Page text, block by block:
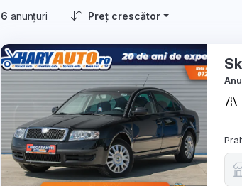
6 anunțuri Preț crescător